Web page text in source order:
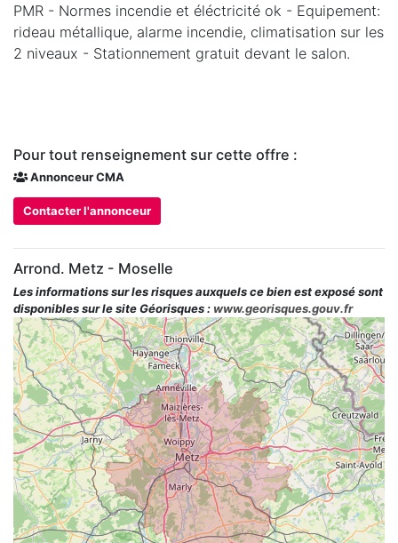
PMR - Normes incendie et éléctricité ok - Equipement:
rideau métallique, alarme incendie, climatisation sur les
2 niveaux - Stationnement gratuit devant le salon.
Pour tout renseignement sur cette offre :
Annonceur CMA
Contacter l'annonceur
Arrond. Metz - Moselle
Les informations sur les risques auxquels ce bien est exposé sont
disponibles sur le site Géorisques : www.georisques.gouv.fr